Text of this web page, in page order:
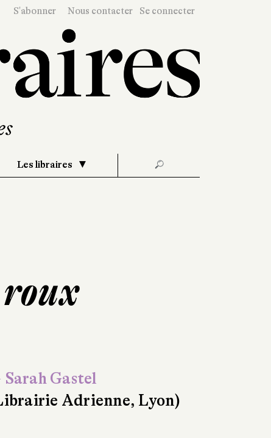
S'abonner Nous contacter Se connecter
Les libraires 🔎
roux
Gastel
Adrienne, Lyon)